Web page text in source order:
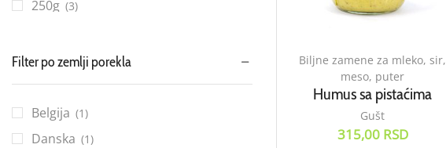
Biljne zamene za mleko, sir,
meso, puter
Humus sa pistaćima
Gušt
315,00 RSD
250g (3)
350g (3)
360g (1)
400ml (1)
500ml (2)
Filter po zemlji porekla
Belgija (1)
Danska (1)